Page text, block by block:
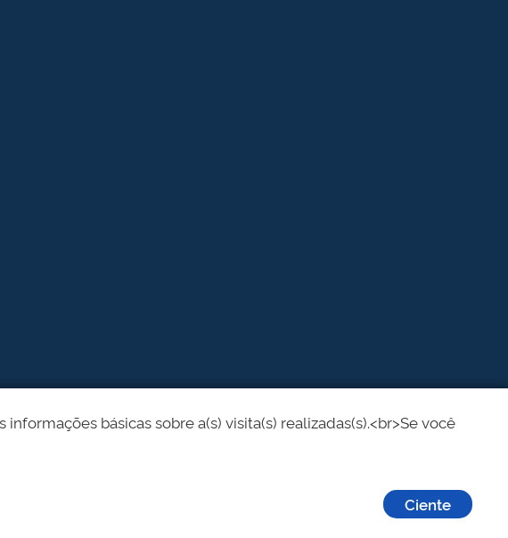
básicas sobre a(s) visita(s) realizadas(s).<br>Se você
Ciente